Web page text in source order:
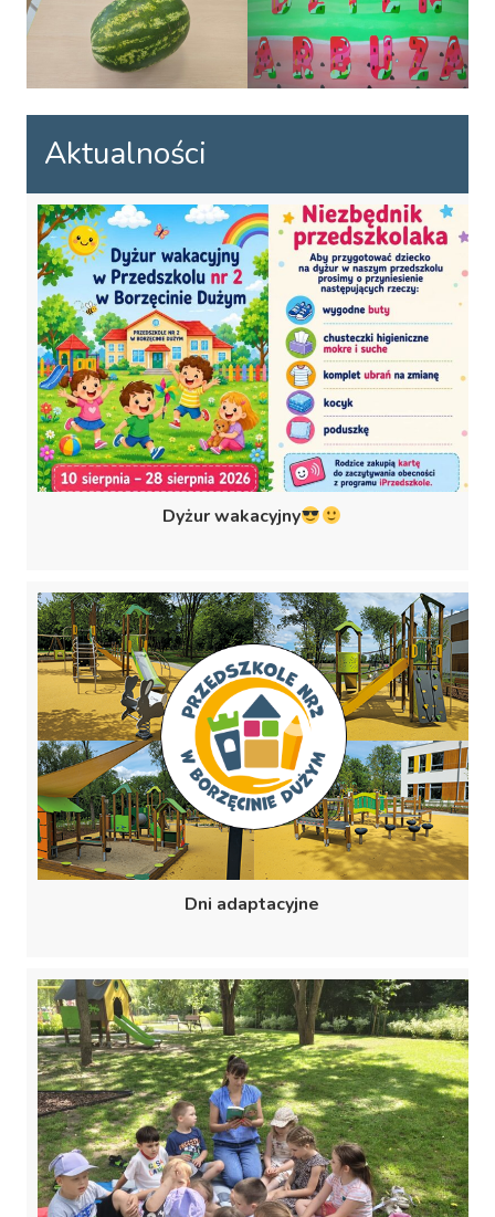
Aktualności
Dyżur wakacyjny
Dni adaptacyjne